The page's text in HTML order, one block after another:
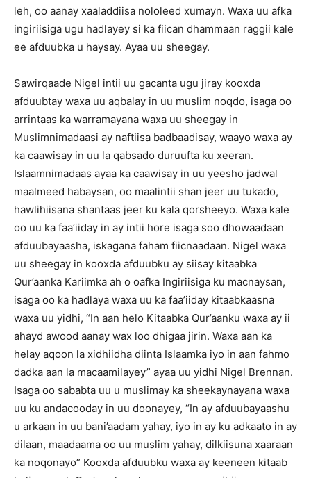
leh, oo aanay xaaladdiisa nololeed xumayn. Waxa uu afka
ingiriisiga ugu hadlayey si ka fiican dhammaan raggii kale
ee afduubka u haysay. Ayaa uu sheegay.
Sawirqaade Nigel intii uu gacanta ugu jiray kooxda
afduubtay waxa uu aqbalay in uu muslim noqdo, isaga oo
arrintaas ka warramayana waxa uu sheegay in
Muslimnimadaasi ay naftiisa badbaadisay, waayo waxa ay
ka caawisay in uu la qabsado duruufta ku xeeran.
Islaamnimadaas ayaa ka caawisay in uu yeesho jadwal
maalmeed habaysan, oo maalintii shan jeer uu tukado,
hawlihiisana shantaas jeer ku kala qorsheeyo. Waxa kale
oo uu ka faa’iiday in ay intii hore isaga soo dhowaadaan
afduubayaasha, iskagana faham fiicnaadaan. Nigel waxa
uu sheegay in kooxda afduubku ay siisay kitaabka
Qur’aanka Kariimka ah o oafka Ingiriisiga ku macnaysan,
isaga oo ka hadlaya waxa uu ka faa’iiday kitaabkaasna
waxa uu yidhi, “In aan helo Kitaabka Qur’aanku waxa ay ii
ahayd awood aanay wax loo dhigaa jirin. Waxa aan ka
helay aqoon la xidhiidha diinta Islaamka iyo in aan fahmo
dadka aan la macaamilayey” ayaa uu yidhi Nigel Brennan.
Isaga oo sababta uu u muslimay ka sheekaynayana waxa
uu ku andacooday in uu doonayey, “In ay afduubayaashu
u arkaan in uu bani’aadam yahay, iyo in ay ku adkaato in ay
dilaan, maadaama oo uu muslim yahay, dilkiisuna xaaraan
ka noqonayo” Kooxda afduubku waxa ay keeneen kitaab